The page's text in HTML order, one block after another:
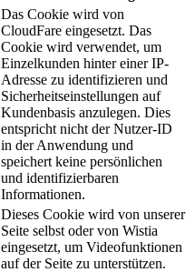
Das Cookie wird von
CloudFare eingesetzt. Das
Cookie wird verwendet, um
Einzelkunden hinter einer IP-
Adresse zu identifizieren und
Sicherheitseinstellungen auf
Kundenbasis anzulegen. Dies
entspricht nicht der Nutzer-ID
in der Anwendung und
speichert keine persönlichen
und identifizierbaren
Informationen.
Dieses Cookie wird von unserer
Seite selbst oder von Wistia
eingesetzt, um Videofunktionen
auf der Seite zu unterstützen.